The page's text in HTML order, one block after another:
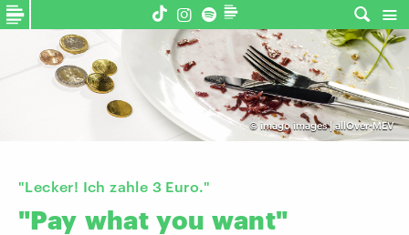
© imago images | allOver-MEV
"Lecker! Ich zahle 3 Euro."
"Pay what you want"